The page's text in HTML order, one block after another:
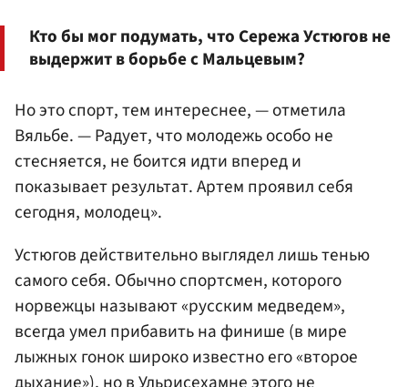
Кто бы мог подумать, что Сережа Устюгов не
выдержит в борьбе с Мальцевым?
Но это спорт, тем интереснее, — отметила
Вяльбе. — Радует, что молодежь особо не
стесняется, не боится идти вперед и
показывает результат. Артем проявил себя
сегодня, молодец».
Устюгов действительно выглядел лишь тенью
самого себя. Обычно спортсмен, которого
норвежцы называют «русским медведем»,
всегда умел прибавить на финише (в мире
лыжных гонок широко известно его «второе